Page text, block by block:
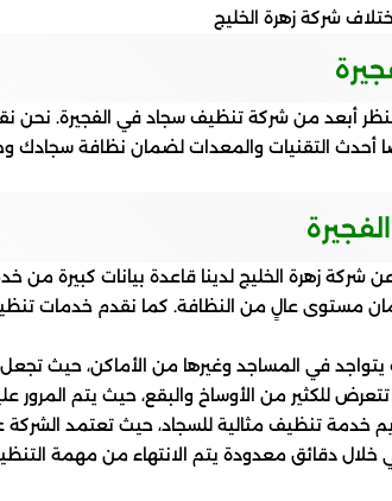
شركة زهرة الخليج
أبعد من شركة تنظيف سجاد في الفجيرة. نحن
أحدث التقنيات والمعدات لضمان نظافة سجادك
زهرة الخليج لدينا قاعدة بيانات كبيرة من
مستوى عالٍ من النظافة. كما نقدم خدمات
يتواجد في المساجد وغيرها من الأماكن، حيث
للكثير من الأوساخ والبقع، حيث يتم المرور
تنظيف مثالية للسجاد، حيث تعتمد الشركة
دقائق معدودة يتم الانتهاء من مهمة